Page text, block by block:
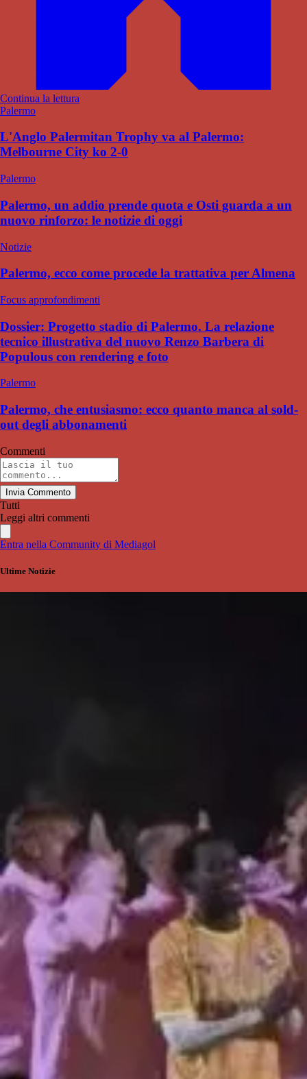
Continua la lettura
Palermo
L'Anglo Palermitan Trophy va al Palermo:
Melbourne City ko 2-0
Palermo
Palermo, un addio prende quota e Osti guarda a un
nuovo rinforzo: le notizie di oggi
Notizie
Palermo, ecco come procede la trattativa per Almena
Focus approfondimenti
Dossier: Progetto stadio di Palermo. La relazione
tecnico illustrativa del nuovo Renzo Barbera di
Populous con rendering e foto
Palermo
Palermo, che entusiasmo: ecco quanto manca al sold-
out degli abbonamenti
Commenti
Invia Commento
Tutti
Leggi altri commenti
Entra nella Community di Mediagol
Ultime Notizie